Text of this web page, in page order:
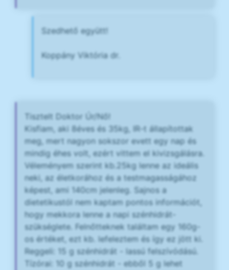
Szedhető együtt!
Koppány Viktória dr.
Tisztelt Doktor Úr/Nő!
Kisfiam, aki 8éves és 35kg, IR-t állapítottak
meg, mert nagyon sokszor evett egy nap és
mindig éhes volt, ezért vittem el kivizsgálásra.
Véleményem szerint kb.25kg lenne az ideális
neki, az életkorához és a testmagasságához
képest, ami 140cm jelenleg. Sajnos a
dietetikustól nem kaptam pontos információt,
hogy mekkora lenne a napi szénhidrát-
szükséglete. Felnőtteknek találtam egy 160g-
os értéket, ezt kb. lefeleztem és így ez jött ki.
Reggeli: 15 g szénhidrát - lassú felszívódású.
Tízórai: 10 g szénhidrát - ebből 5 g lehet